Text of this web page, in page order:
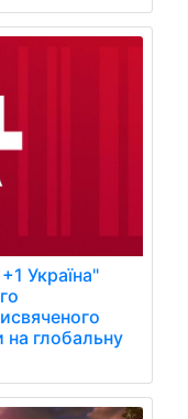
Україна"
на глобальну